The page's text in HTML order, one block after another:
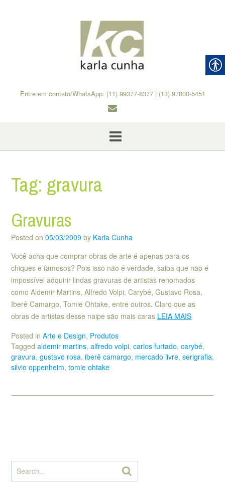
Entre em contato/WhatsApp: (11) 99377-8377 | (13) 97800-5451
Tag: gravura
Gravuras
Posted on 05/03/2009 by Karla Cunha
Você acha que comprar obras de arte é apenas para os
chiques e famosos? Pois isso não é verdade, saiba que não é
impossível adquirir lindas gravuras de artistas renomados
como Aldemir Martins, Alfredo Volpi, Carybé, Gustavo Rosa,
Iberê Camargo, Tomie Ohtake, entre outros. Claro que as
obras de artistas desse naipe são mais caras LEIA MAIS
Posted in Arte e Design, Produtos
Tagged aldemir martins, alfredo volpi, carlos furtado, carybé,
gravura, gustavo rosa, iberê camargo, mercado livre, serigrafia,
silvio oppenheim, tomie ohtake